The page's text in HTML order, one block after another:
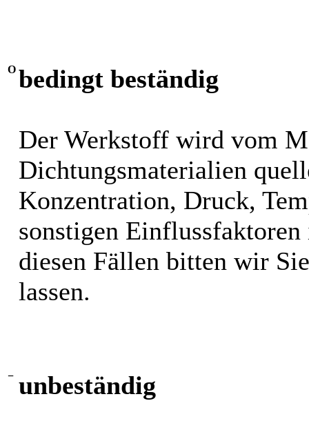
O bedingt beständig
Der Werkstoff wird vom
Dichtungsmaterialien
Konzentration, Druck,
sonstigen
diesen Fällen bitten wir
lassen.
− unbeständig